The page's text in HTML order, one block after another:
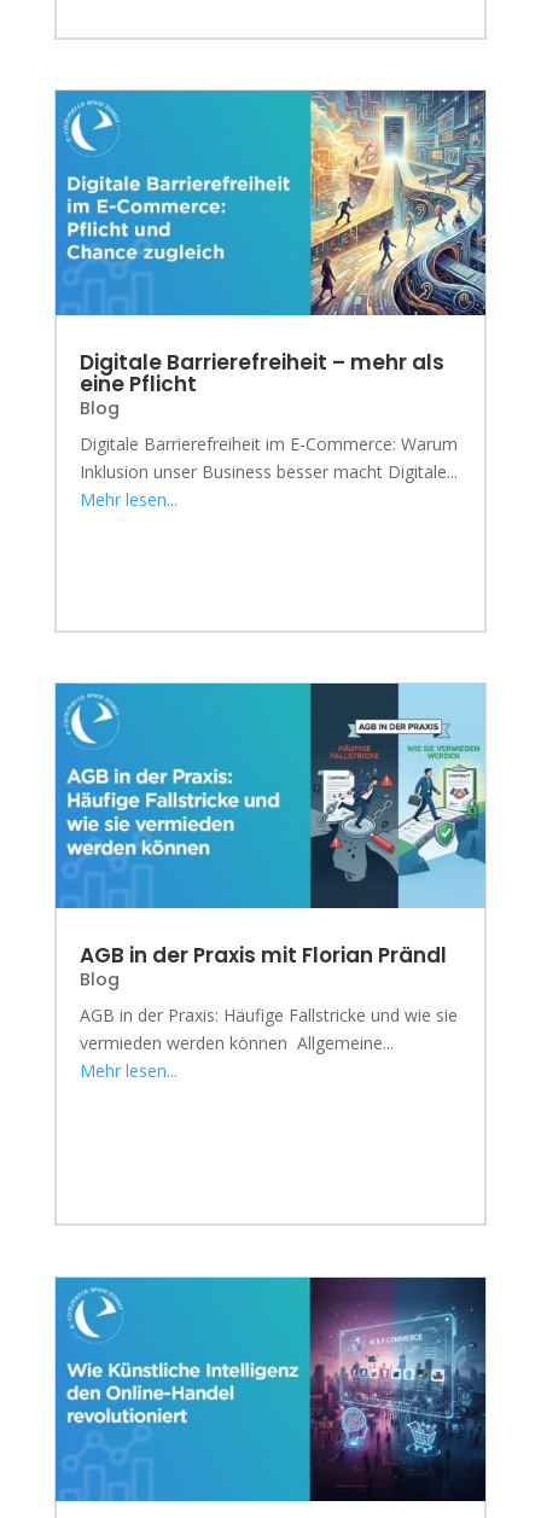
Digitale Barrierefreiheit – mehr als
eine Pflicht
Blog
Digitale Barrierefreiheit im E-Commerce: Warum
Inklusion unser Business besser macht Digitale...
Mehr lesen...
AGB in der Praxis mit Florian Prändl
Blog
AGB in der Praxis: Häufige Fallstricke und wie sie
vermieden werden können Allgemeine...
Mehr lesen...